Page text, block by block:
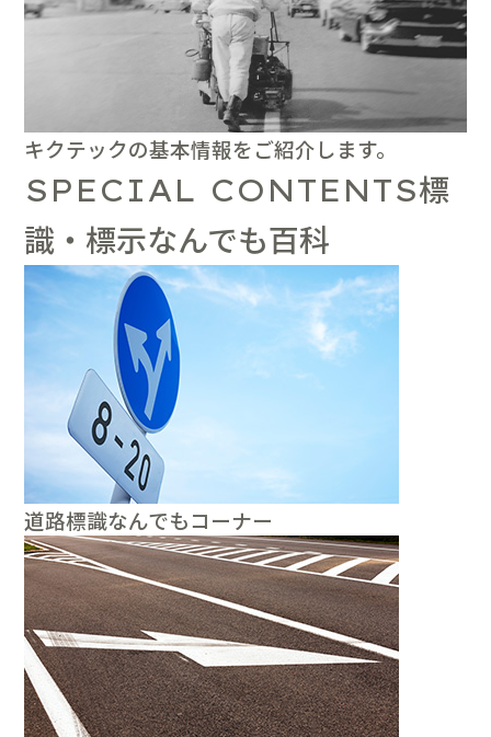
キクテックの基本情報をご紹介します。
SPECIAL CONTENTS標
識・標示なんでも百科
道路標識なんでもコーナー